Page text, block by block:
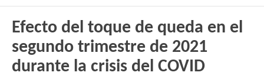
Efecto del toque de queda en el
segundo trimestre de 2021
durante la crisis del COVID